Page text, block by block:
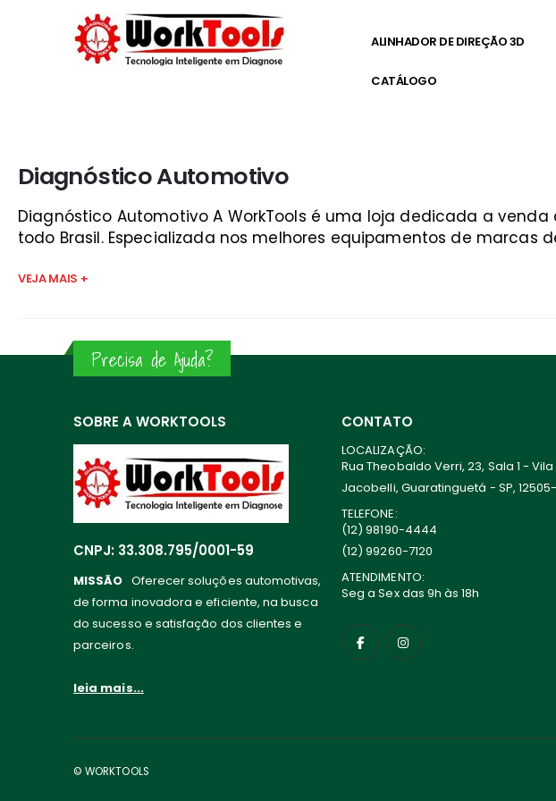
ALINHADOR DE DIREÇÃO 3D
CATÁLOGO
Diagnóstico Automotivo
Diagnóstico Automotivo A WorkTools é uma loja dedicada a
todo Brasil. Especializada nos melhores equipamentos de marcas
VEJA MAIS +
Precisa de Ajuda?
SOBRE A WORKTOOLS
CNPJ: 33.308.795/0001-59
MISSÃO Oferecer soluções automotivas,
de forma inovadora e eficiente, na busca
do sucesso e satisfação dos clientes e
parceiros.
leia mais...
CONTATO
LOCALIZAÇÃO:
Rua Theobaldo Verri, 23, Sala 1 - Vila
Jacobelli, Guaratinguetá - SP, 12505-
TELEFONE:
(12) 98190-4444
(12) 99260-7120
ATENDIMENTO:
Seg a Sex das 9h às 18h
© WORKTOOLS